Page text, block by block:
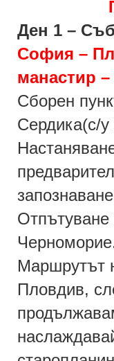
Ден 1 –
София –
манастир
Сборен
Сердика(с/
Маршрутът
Пловдив,